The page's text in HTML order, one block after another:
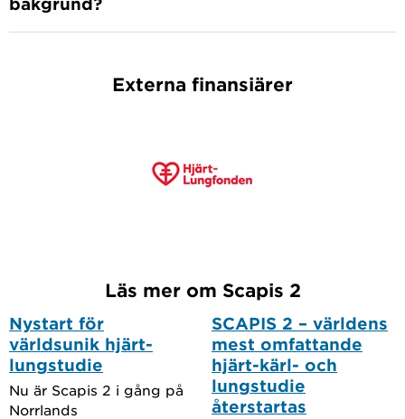
Externa finansiärer
Läs mer om Scapis 2
Nystart för
världsunik hjärt-
lungstudie
Nu är Scapis 2 i gång på
Norrlands
SCAPIS 2 – världens
mest omfattande
hjärt-kärl- och
lungstudie
återstartas